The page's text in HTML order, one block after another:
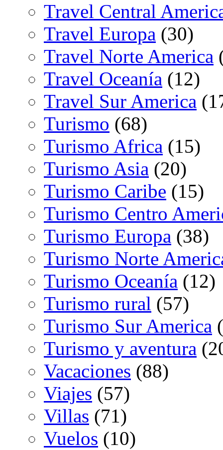
Travel Central
Travel Europa (30)
Travel Norte America
Travel Oceanía (12)
Travel Sur America
Turismo (68)
Turismo Africa (15)
Turismo Asia (20)
Turismo Caribe (15)
Turismo Centro
Turismo Europa (38)
Turismo Norte
Turismo Oceanía (12)
Turismo rural (57)
Turismo Sur America
Turismo y aventura
Vacaciones (88)
Viajes (57)
Villas (71)
Vuelos (10)